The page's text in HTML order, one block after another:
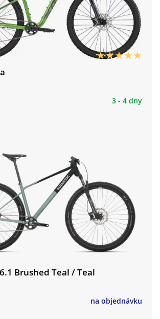
3 - 4 dny
Brushed Teal / Teal
na objednávku